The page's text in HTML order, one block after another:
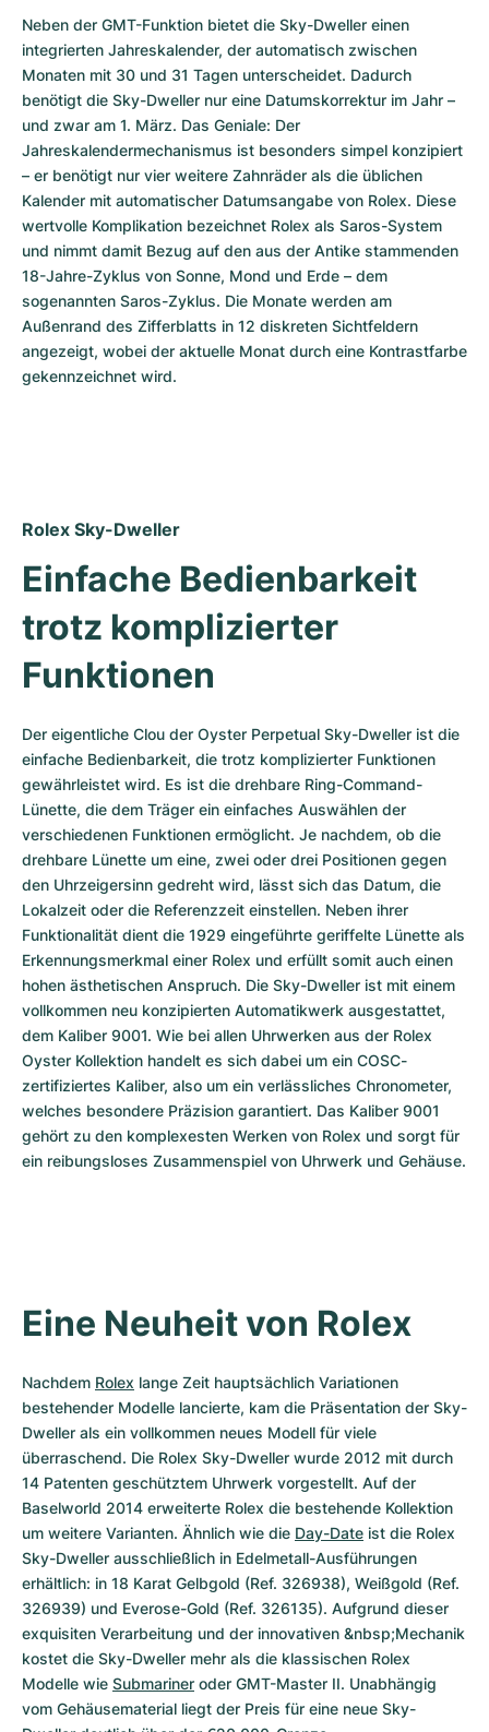
Neben der GMT-Funktion bietet die Sky-Dweller einen
integrierten Jahreskalender, der automatisch zwischen
Monaten mit 30 und 31 Tagen unterscheidet. Dadurch
benötigt die Sky-Dweller nur eine Datumskorrektur im Jahr –
und zwar am 1. März. Das Geniale: Der
Jahreskalendermechanismus ist besonders simpel konzipiert
– er benötigt nur vier weitere Zahnräder als die üblichen
Kalender mit automatischer Datumsangabe von Rolex. Diese
wertvolle Komplikation bezeichnet Rolex als Saros-System
und nimmt damit Bezug auf den aus der Antike stammenden
18-Jahre-Zyklus von Sonne, Mond und Erde – dem
sogenannten Saros-Zyklus. Die Monate werden am
Außenrand des Zifferblatts in 12 diskreten Sichtfeldern
angezeigt, wobei der aktuelle Monat durch eine Kontrastfarbe
gekennzeichnet wird.
Rolex Sky-Dweller
Einfache Bedienbarkeit
trotz komplizierter
Funktionen
Der eigentliche Clou der Oyster Perpetual Sky-Dweller ist die
einfache Bedienbarkeit, die trotz komplizierter Funktionen
gewährleistet wird. Es ist die drehbare Ring-Command-
Lünette, die dem Träger ein einfaches Auswählen der
verschiedenen Funktionen ermöglicht. Je nachdem, ob die
drehbare Lünette um eine, zwei oder drei Positionen gegen
den Uhrzeigersinn gedreht wird, lässt sich das Datum, die
Lokalzeit oder die Referenzzeit einstellen. Neben ihrer
Funktionalität dient die 1929 eingeführte geriffelte Lünette als
Erkennungsmerkmal einer Rolex und erfüllt somit auch einen
hohen ästhetischen Anspruch. Die Sky-Dweller ist mit einem
vollkommen neu konzipierten Automatikwerk ausgestattet,
dem Kaliber 9001. Wie bei allen Uhrwerken aus der Rolex
Oyster Kollektion handelt es sich dabei um ein COSC-
zertifiziertes Kaliber, also um ein verlässliches Chronometer,
welches besondere Präzision garantiert. Das Kaliber 9001
gehört zu den komplexesten Werken von Rolex und sorgt für
ein reibungsloses Zusammenspiel von Uhrwerk und Gehäuse.
Eine Neuheit von Rolex
Nachdem Rolex lange Zeit hauptsächlich Variationen
bestehender Modelle lancierte, kam die Präsentation der Sky-
Dweller als ein vollkommen neues Modell für viele
überraschend. Die Rolex Sky-Dweller wurde 2012 mit durch
14 Patenten geschütztem Uhrwerk vorgestellt. Auf der
Baselworld 2014 erweiterte Rolex die bestehende Kollektion
um weitere Varianten. Ähnlich wie die Day-Date ist die Rolex
Sky-Dweller ausschließlich in Edelmetall-Ausführungen
erhältlich: in 18 Karat Gelbgold (Ref. 326938), Weißgold (Ref.
326939) und Everose-Gold (Ref. 326135). Aufgrund dieser
exquisiten Verarbeitung und der innovativen &nbsp;Mechanik
kostet die Sky-Dweller mehr als die klassischen Rolex
Modelle wie Submariner oder GMT-Master II. Unabhängig
vom Gehäusematerial liegt der Preis für eine neue Sky-